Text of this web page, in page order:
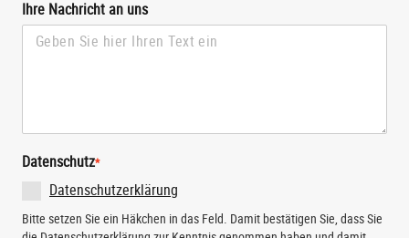
Ihre Nachricht an uns
Datenschutz*
Datenschutzerklärung
Bitte setzen Sie ein Häkchen in das Feld. Damit bestätigen Sie, dass Sie